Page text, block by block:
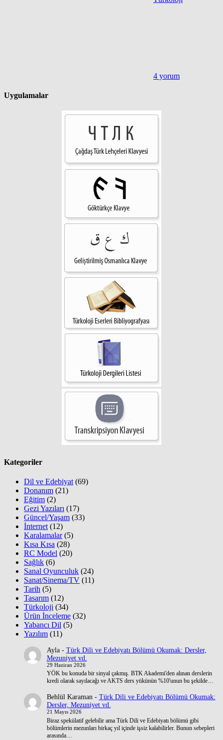
4 yorum
Uygulamalar
Kategoriler
Dil ve Edebiyat (69)
Donanım (21)
Eğitim (2)
Gezi Yazıları (17)
Güncel/Yaşam (33)
İnternet (12)
Karalamalar(5)
Kısa Kısa (28)
RC Model (20)
Sağlık (6)
Sanal Oyunculuk (24)
Sanat/Sinema/TV (11)
Tarih (5)
Tasarım (12)
Türkoloji (34)
Ürün İnceleme (32)
Yabancı Dil (5)
Yazılım (11)
Ayla- Türk Dili ve Edebiyatı Bölümü Okumak: Dersler,
Mezuniyet vd.
29 Haziran 2026
YÖK bu konuda bir sinyal çakmış. BTK Akademi'den alınan derslerin
kredi olarak sayılacağı ve AKTS ders yükünün %10'unun bu şekilde…
Behlül Karaman- Türk Dili ve Edebiyatı Bölümü Okumak:
Dersler, Mezuniyet vd.
21 Mayıs 2026
Biraz spekülatif gelebilir ama Türk Dili ve Edebiyatı bölümü gibi
bölümlerin mezunları birkaç yıl içinde işsiz kalabilirler. Bunun sebepleri
arasında…